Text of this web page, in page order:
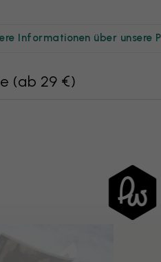
Informationen über unsere
(ab 29 €)